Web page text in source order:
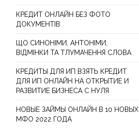
КРЕДИТ ОНЛАЙН БЕЗ ФОТО
ДОКУМЕНТІВ
ЩО СИНОНІМИ, АНТОНІМИ,
ВІДМІНКИ ТА ТЛУМАЧЕННЯ СЛОВА
КРЕДИТЫ ДЛЯ ИП ВЗЯТЬ КРЕДИТ
ДЛЯ ИП ОНЛАЙН НА ОТКРЫТИЕ И
РАЗВИТИЕ БИЗНЕСА С НУЛЯ
НОВЫЕ ЗАЙМЫ ОНЛАЙН В 10 НОВЫХ
МФО 2022 ГОДА